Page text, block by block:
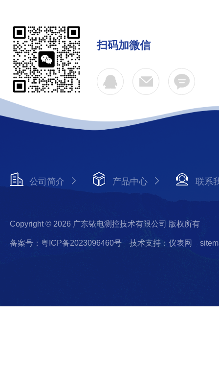
扫码加微信
公司简介 产品中心 联系
Copyright © 2026 广东铱电测控技术有限公司 版权所有
备案号：粤ICP备2023096460号 技术支持：仪表网